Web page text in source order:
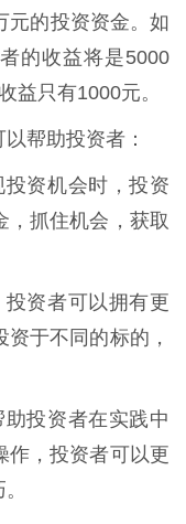
元的投资资金。如
的收益将是5000
益只有1000元。
帮助投资者：
资机会时，投资
，抓住机会，获取
资者可以拥有更
于不同的标的，
投资者在实践中
作，投资者可以更